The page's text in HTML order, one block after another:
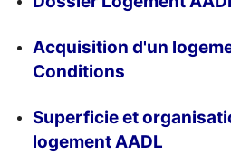
Acquisition d'un
Conditions
Superficie et
logement AADL